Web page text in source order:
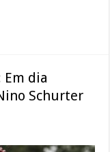
Em dia
Schurter